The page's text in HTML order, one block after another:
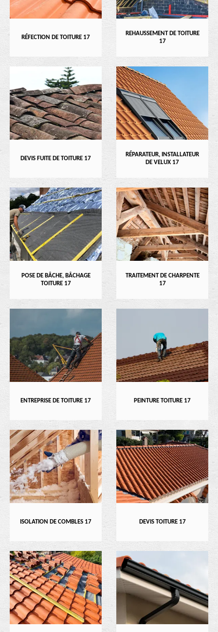
RÉFECTION DE TOITURE 17
REHAUSSEMENT DE TOITURE
17
DEVIS FUITE DE TOITURE 17
RÉPARATEUR, INSTALLATEUR
DE VELUX 17
POSE DE BÂCHE, BÂCHAGE
TOITURE 17
TRAITEMENT DE CHARPENTE
17
ENTREPRISE DE TOITURE 17 PEINTURE TOITURE 17
ISOLATION DE COMBLES 17 DEVIS TOITURE 17